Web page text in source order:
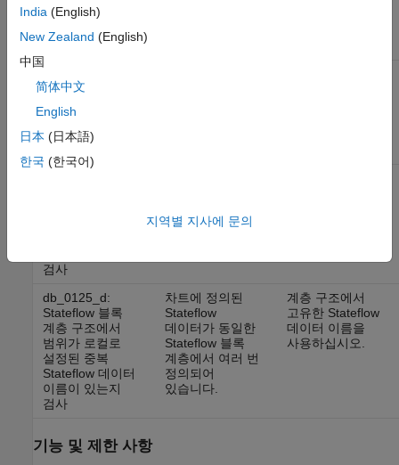
설정된 Stateflow
데이터가 있는지
검사
범위가 머신
수준에서 상수로
설정된 Stateflow
데이터가 있는지
검사
Stateflow 데이터
db_0125_d:
Stateflow 블록
계층 구조에서
범위가 로컬로
설정된 중복
Stateflow 데이터
이름이 있는지
검사
차트에 정의된
Stateflow
데이터가 동일한
Stateflow 블록
계층에서 여러 번
정의되어
있습니다.
계층 구조에서
고유한 Stateflow
데이터 이름을
사용하십시오.
기능 및 제한 사항
India (English)
New Zealand (English)
中国
简体中文
English
日本 (日本語)
한국 (한국어)
지역별 지사에 문의